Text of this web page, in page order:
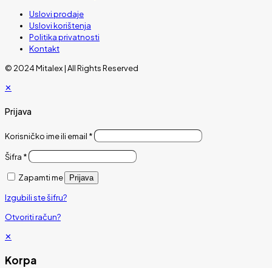
Uslovi prodaje
Uslovi korištenja
Politika privatnosti
Kontakt
© 2024 Mitalex | All Rights Reserved
✕
Prijava
Korisničko ime ili email *
Šifra *
Zapamti me Prijava
Izgubili ste šifru?
Otvoriti račun?
✕
Korpa